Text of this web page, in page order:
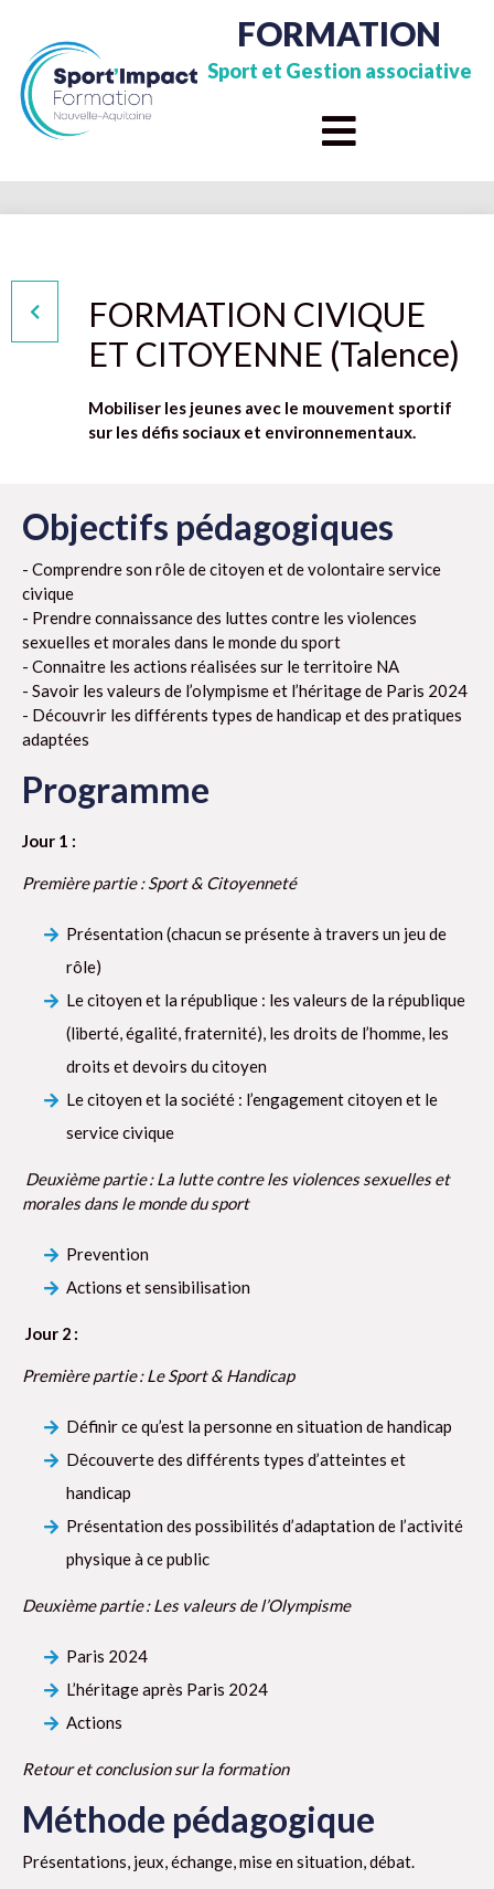
FORMATION
Sport et Gestion associative
FORMATION CIVIQUE
ET CITOYENNE (Talence)
Mobiliser les jeunes avec le mouvement sportif
sur les défis sociaux et environnementaux.
Objectifs pédagogiques
- Comprendre son rôle de citoyen et de volontaire service
civique
- Prendre connaissance des luttes contre les violences
sexuelles et morales dans le monde du sport
- Connaitre les actions réalisées sur le territoire NA
- Savoir les valeurs de l’olympisme et l’héritage de Paris 2024
- Découvrir les différents types de handicap et des pratiques
adaptées
Programme
Jour 1 :
Première partie : Sport & Citoyenneté
Présentation (chacun se présente à travers un jeu de
rôle)
Le citoyen et la république : les valeurs de la république
(liberté, égalité, fraternité), les droits de l’homme, les
droits et devoirs du citoyen
Le citoyen et la société : l’engagement citoyen et le
service civique
Deuxième partie : La lutte contre les violences sexuelles et
morales dans le monde du sport
Prevention
Actions et sensibilisation
Jour 2 :
Première partie : Le Sport & Handicap
Définir ce qu’est la personne en situation de handicap
Découverte des différents types d’atteintes et
handicap
Présentation des possibilités d’adaptation de l’activité
physique à ce public
Deuxième partie : Les valeurs de l’Olympisme
Paris 2024
L’héritage après Paris 2024
Actions
Retour et conclusion sur la formation
Méthode pédagogique
Présentations, jeux, échange, mise en situation, débat.